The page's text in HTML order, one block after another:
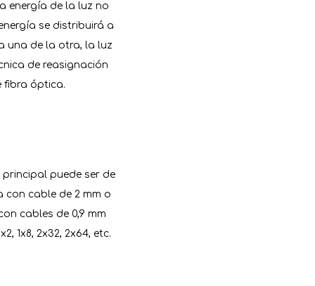
energía de la luz no
se distribuirá a
una de la otra, la luz
de reasignación
fibra óptica.
puede ser de
con cable de 2 mm o
cables de 0,9 mm
1x8, 2x32, 2x64, etc.